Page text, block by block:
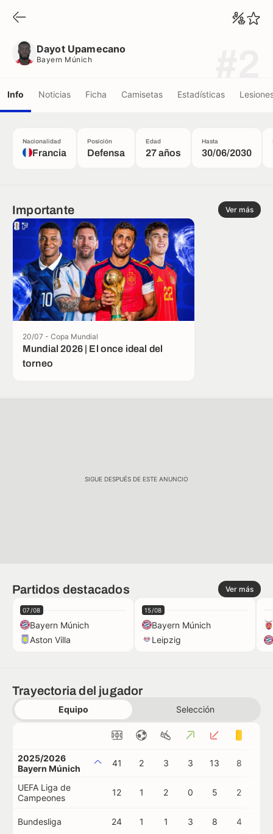
Dayot Upamecano
Bayern Múnich
Info Noticias Ficha Camisetas Estadísticas
Nacionalidad
Francia
Posición
Defensa
Edad
27 años
Hasta
30/06/2030
Importante Ver más
Mundial 2026 | El once ideal del
torneo
20/07 - Copa Mundial
SIGUE DESPUÉS DE ESTE ANUNCIO
Partidos destacados Ver más
07/08
Bayern Múnich
Aston Villa
15/08
Bayern Múnich
Leipzig
Trayectoria del jugador
Equipo Selección
2025/2026
Bayern Múnich
41 2 3 3 13 8
UEFA Liga de
Campeones
12 1 2 0 5 2
Bundesliga 24 1 1 3 8 4